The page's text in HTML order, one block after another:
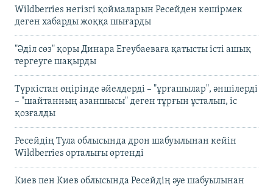
Wildberries негізгі қоймаларын Ресейден көшірмек
деген хабарды жоққа шығарды
"Әділ сөз" қоры Динара Егеубаеваға қатысты істі ашық
тергеуге шақырды
Түркістан өңірінде әйелдерді – "ұрғашылар", әншілерді
– "шайтанның азаншысы" деген тұрғын ұсталып, іс
қозғалды
Ресейдің Тула облысында дрон шабуылынан кейін
Wildberries орталығы өртенді
Киев пен Киев облысында Ресейдің әуе шабуылынан